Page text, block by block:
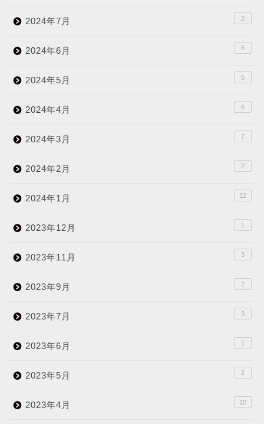
2024年7月 2
2024年6月 6
2024年5月 5
2024年4月 6
2024年3月 7
2024年2月 2
2024年1月 12
2023年12月 1
2023年11月 3
2023年9月 2
2023年7月 3
2023年6月 1
2023年5月 2
2023年4月 10